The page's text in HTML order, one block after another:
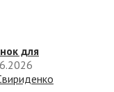
для